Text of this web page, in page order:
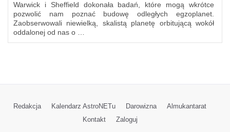
Warwick i Sheffield dokonała badań, które mogą wkrótce
pozwolić nam poznać budowę odległych egzoplanet.
Zaobserwowali niewielką, skalistą planetę orbitującą wokół
oddalonej od nas o …
Redakcja Kalendarz AstroNETu Darowizna
Almukantarat
Kontakt
Zaloguj